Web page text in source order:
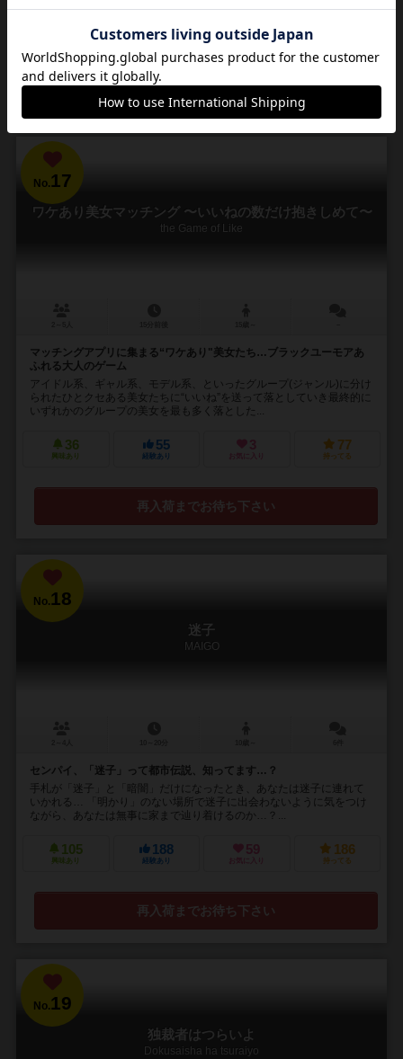
経験あり
19
お気に入り
再入荷までお待ち下さい
No.17
ワケあり美女マッチング 〜いいねの数だけ抱きしめて〜
the Game of Like
マッチングアプリに集まる“ワケあり"美女たち…ブラックユーモアあ
ふれる大人のゲーム
アイドル系、ギャル系、モデル系、といったグループ(ジャンル)に分け
られたひとクセある美女たちに“いいね”を送って落としていき最終的に
いずれかのグループの美女を最も多く落とした...
36
興味あり
55
経験あり
3
お気に入り
77
持ってる
再入荷までお待ち下さい
No.18
迷子
MAIGO
センパイ、「迷子」って都市伝説、知ってます…？
手札が「迷子」と「暗闇」だけになったとき、あなたは迷子に連れて
いかれる… 「明かり」のない場所で迷子に出会わないように気をつけ
ながら、あなたは無事に家まで辿り着けるのか…？...
105
興味あり
188
経験あり
59
お気に入り
186
持ってる
再入荷までお待ち下さい
No.19
独裁者はつらいよ
Dokusaisha ha tsuraiyo